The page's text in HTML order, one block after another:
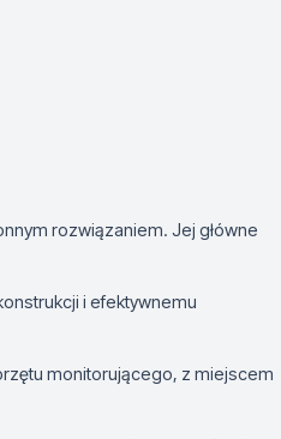
rozwiązaniem. Jej główne
i efektywnemu
monitorującego, z miejscem